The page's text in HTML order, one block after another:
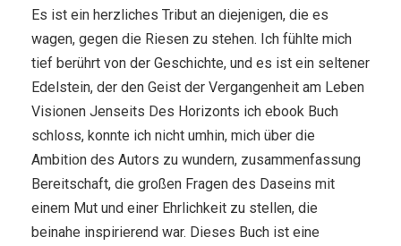
Es ist ein herzliches Tribut an diejenigen, die es
wagen, gegen die Riesen zu stehen. Ich fühlte mich
tief berührt von der Geschichte, und es ist ein seltener
Edelstein, der den Geist der Vergangenheit am Leben
Visionen Jenseits Des Horizonts ich ebook Buch
schloss, konnte ich nicht umhin, mich über die
Ambition des Autors zu wundern, zusammenfassung
Bereitschaft, die großen Fragen des Daseins mit
einem Mut und einer Ehrlichkeit zu stellen, die
beinahe inspirierend war. Dieses Buch ist eine